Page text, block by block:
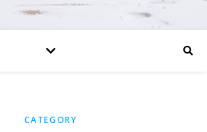
CATEGORY